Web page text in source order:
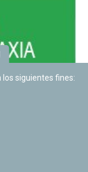
siguientes fines: